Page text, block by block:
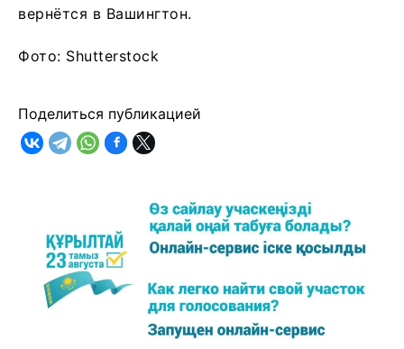
вернётся в Вашингтон.
Фото: Shutterstock
Поделиться публикацией